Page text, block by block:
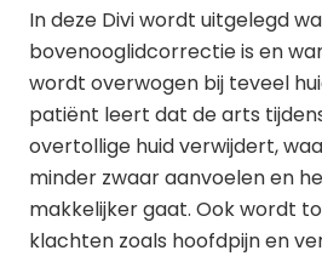
In deze Divi wordt uitgelegd
bovenooglidcorrectie is en
wordt overwogen bij teveel
patiënt leert dat de arts
overtollige huid verwijdert,
minder zwaar aanvoelen en
makkelijker gaat. Ook wordt
klachten zoals hoofdpijn en